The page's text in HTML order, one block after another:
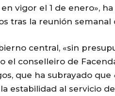
vigor el 1 de enero»,
tras la reunión semanal
central, «sin
el conselleiro de
que ha subrayado que
estabilidad al servicio